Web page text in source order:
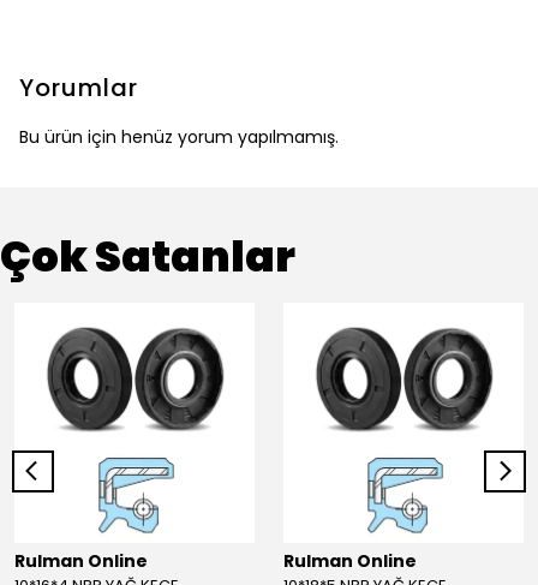
Yorumlar
Bu ürün için henüz yorum yapılmamış.
Çok Satanlar
Rulman Online Rulman Online